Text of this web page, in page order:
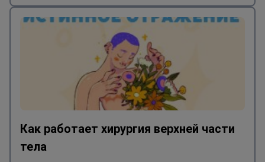
Как работает хирургия верхней части
тела